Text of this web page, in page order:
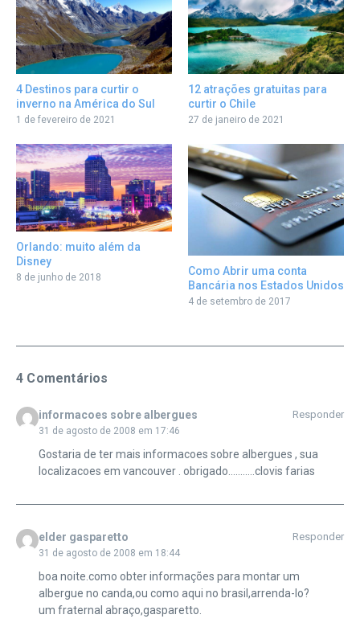
4 Destinos para curtir o
inverno na América do Sul
1 de fevereiro de 2021
12 atrações gratuitas para
curtir o Chile
27 de janeiro de 2021
Orlando: muito além da
Disney
8 de junho de 2018
Como Abrir uma conta
Bancária nos Estados Unidos
4 de setembro de 2017
4 Comentários
informacoes sobre albergues
31 de agosto de 2008 em 17:46
Responder
Gostaria de ter mais informacoes sobre albergues , sua
localizacoes em vancouver . obrigado………..clovis farias
elder gasparetto
31 de agosto de 2008 em 18:44
Responder
boa noite.como obter informações para montar um
albergue no canda,ou como aqui no brasil,arrenda-lo?
um fraternal abraço,gasparetto.